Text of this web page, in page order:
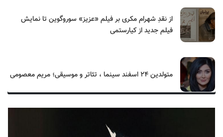
از نقدِ شهرام مکری بر فیلم «عزیز» سوروگوین تا نمایش
فیلم جدید از کیارستمی
متولدین ۲۴ اسفند سینما ، تئاتر و موسیقی؛ مریم معصومی